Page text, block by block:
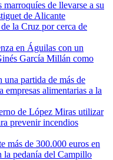
de llevarse a su
de Alicante
la Cruz por cerca de
en Águilas con un
García Millán como
partida de más de
empresas alimentarias a la
de López Miras utilizar
prevenir incendios
más de 300.000 euros en
la pedanía del Campillo